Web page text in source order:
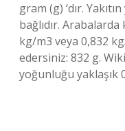
gram (g) ‘dır.
bağlıdır.
kg/m3 veya 0,832
edersiniz: 832 g.
yoğunluğu yaklaşık